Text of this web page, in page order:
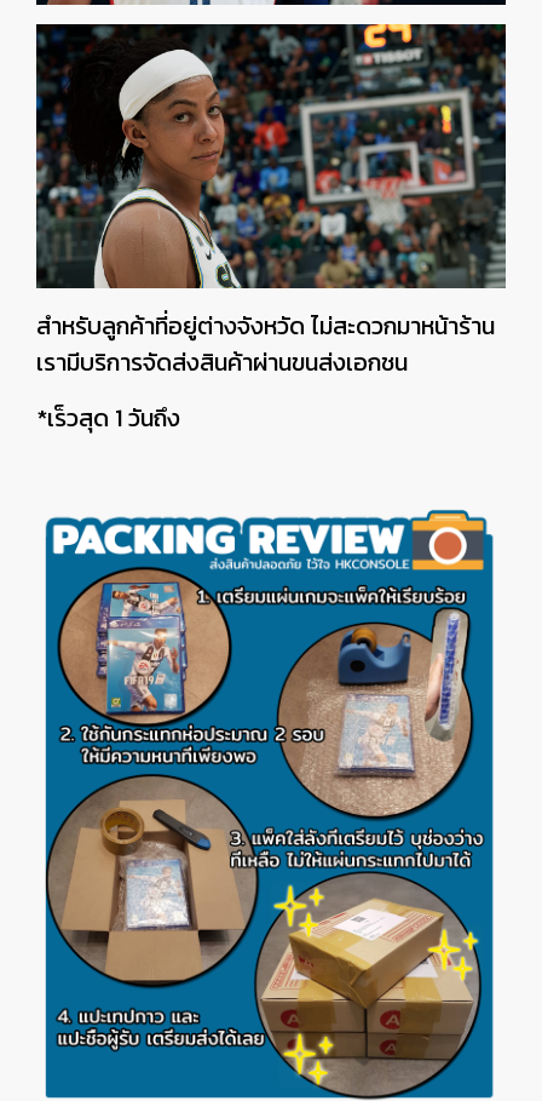
สำหรับลูกค้าที่อยู่ต่างจังหวัด ไม่สะดวกมาหน้าร้าน
เรามีบริการจัดส่งสินค้าผ่านขนส่งเอกชน
*เร็วสุด 1 วันถึง